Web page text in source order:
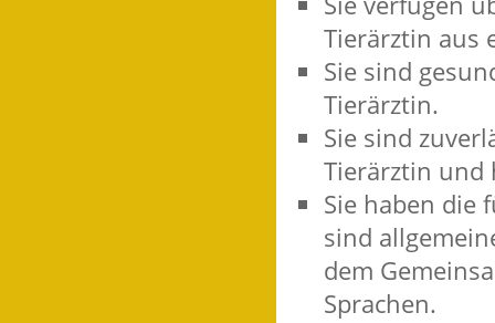
Tierärztin aus
Sie sind
Tierärztin.
Sie sind
Tierärztin und
Sie haben die
sind
dem
Sprachen.